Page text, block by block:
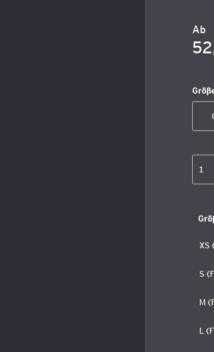
Ab
XS
S
M
L